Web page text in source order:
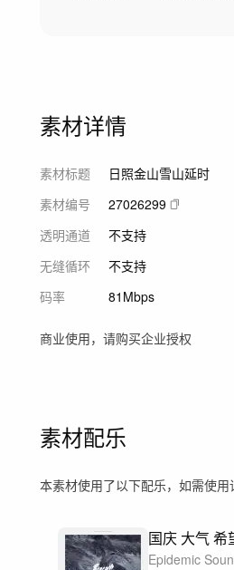
素材详情
素材标题
日照金山雪山延时
素材编号
27026299
透明通道
不支持
无缝循环
不支持
码率
81Mbps
商业使用，请购买企业授权
素材配乐
本素材使用了以下配乐，如需使用
Epidemic